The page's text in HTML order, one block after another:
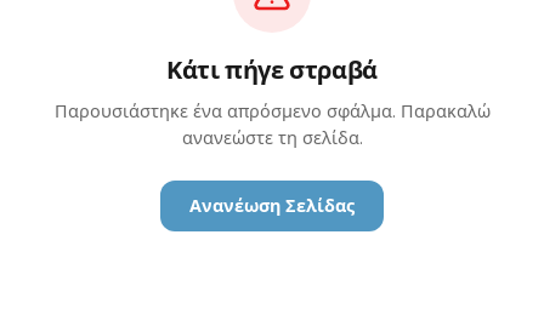
Κάτι πήγε στραβά
Παρουσιάστηκε ένα απρόσμενο σφάλμα. Παρακαλώ
ανανεώστε τη σελίδα.
Ανανέωση Σελίδας